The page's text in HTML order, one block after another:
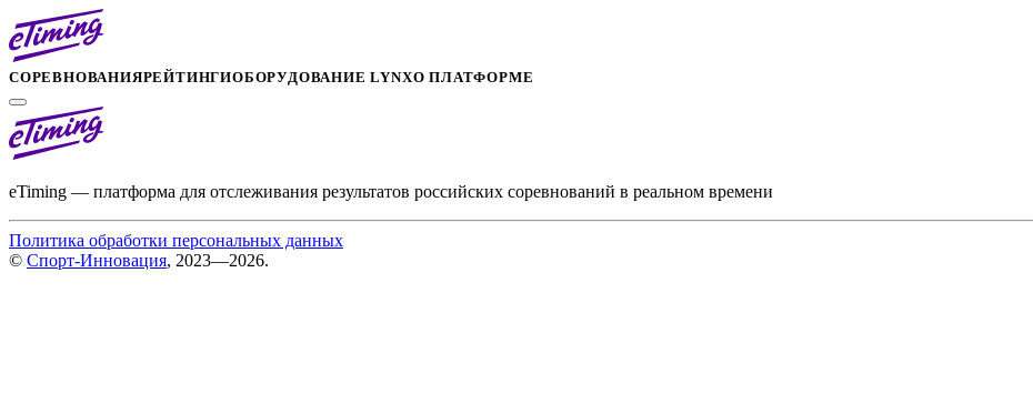
СОРЕВНОВАНИЯРЕЙТИНГИОБОРУДОВАНИЕ LYNXО ПЛАТФОРМЕ
eTiming — платформа для отслеживания результатов российских соревнований в реальном времени
Политика обработки персональных данных
© Спорт-Инновация, 2023—2026.